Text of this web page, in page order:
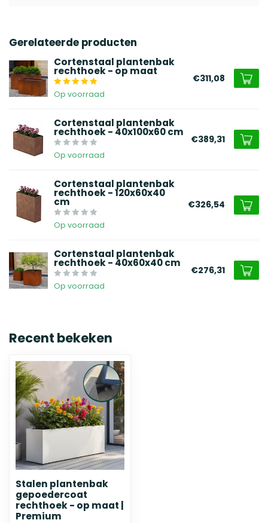
Gerelateerde producten
Cortenstaal plantenbak
rechthoek - op maat
Op voorraad
€311,08
Cortenstaal plantenbak
rechthoek - 40x100x60 cm
Op voorraad
€389,31
Cortenstaal plantenbak
rechthoek - 120x60x40
cm
Op voorraad
€326,54
Cortenstaal plantenbak
rechthoek - 40x60x40 cm
Op voorraad
€276,31
Recent bekeken
Stalen plantenbak
gepoedercoat
rechthoek - op maat |
Premium